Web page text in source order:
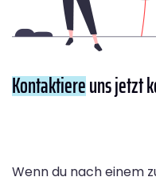
Kontaktiereuns jetzt
Wenn du nach einem